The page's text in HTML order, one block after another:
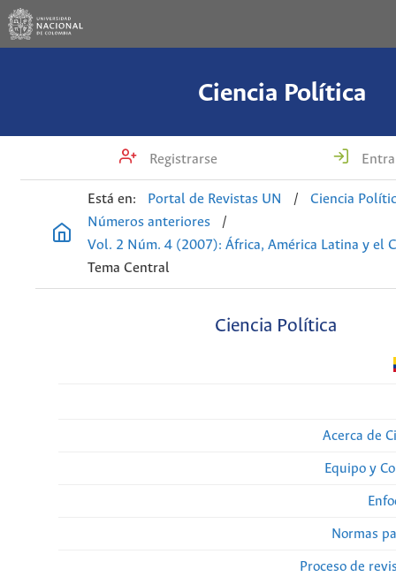
Ciencia Política
Registrarse
Está en: Portal de Revistas UN /
Ciencia
Números anteriores
/
Vol. 2 Núm. 4 (2007): África, América Latina y el
Tema Central
Ciencia Política
Acerca de
Equipo y
Normas
Proceso de